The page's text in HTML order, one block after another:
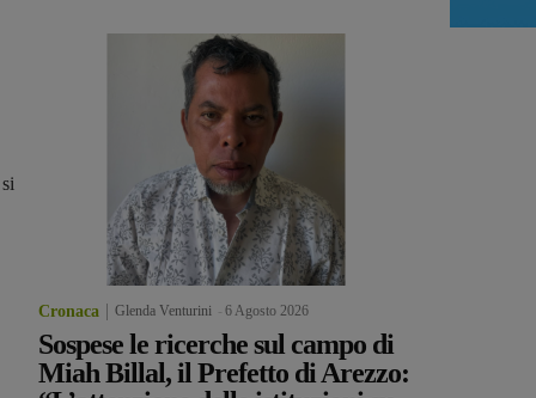
Cronaca Glenda Venturini 6 Agosto 2026
Sospese le ricerche sul campo di
Miah Billal, il Prefetto di Arezzo: